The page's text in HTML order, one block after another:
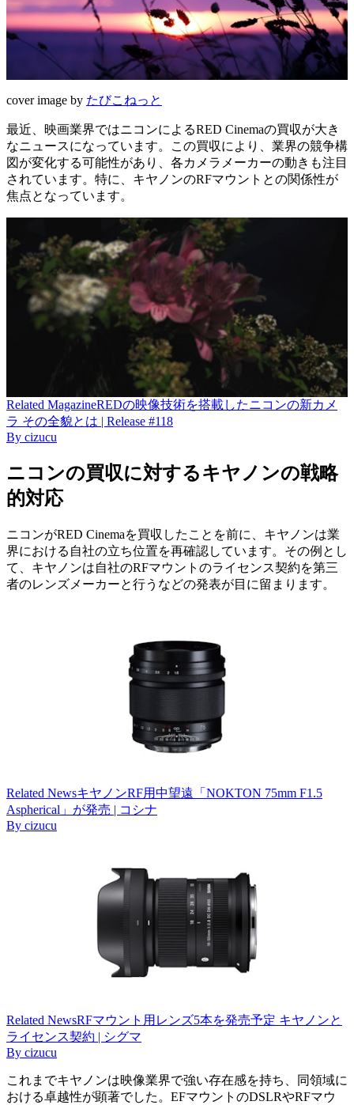
cover image by たびこねっと
最近、映画業界ではニコンによるRED Cinemaの買収が大き
なニュースになっています。この買収により、業界の競争構
図が変化する可能性があり、各カメラメーカーの動きも注目
されています。特に、キヤノンのRFマウントとの関係性が
焦点となっています。
Related MagazineREDの映像技術を搭載したニコンの新カメ
ラ その全貌とは | Release #118
By cizucu
ニコンの買収に対するキヤノンの戦略
的対応
ニコンがRED Cinemaを買収したことを前に、キヤノンは業
界における自社の立ち位置を再確認しています。その例とし
て、キヤノンは自社のRFマウントのライセンス契約を第三
者のレンズメーカーと行うなどの発表が目に留まります。
Related NewsキヤノンRF用中望遠「NOKTON 75mm F1.5
Aspherical」が発売 | コシナ
By cizucu
Related NewsRFマウント用レンズ5本を発売予定 キヤノンと
ライセンス契約 | シグマ
By cizucu
これまでキヤノンは映像業界で強い存在感を持ち、同領域に
おける卓越性が顕著でした。EFマウントのDSLRやRFマウ